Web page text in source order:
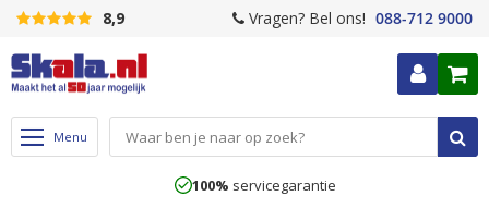
Ga
de
inhoud
8,9 Vragen? Bel ons! 088-712 9000
Menu
100% servicegarantie